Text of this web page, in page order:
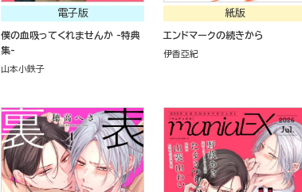
電子版
僕の血吸ってくれませんか -特典
集-
山本小鉄子
紙版
エンドマークの続きから
伊香亞紀